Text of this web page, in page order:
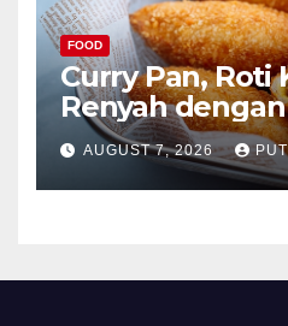
FOOD
Curry Pan, Roti
Renyah
Menggoda
AUGUST 7, 2026